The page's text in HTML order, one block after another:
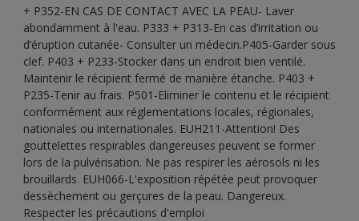
+ P352-EN CAS DE CONTACT AVEC LA PEAU- Laver
abondamment à l'eau. P333 + P313-En cas d’irritation ou
d’éruption cutanée- Consulter un médecin.P405-Garder sous
clef. P403 + P233-Stocker dans un endroit bien ventilé.
Maintenir le récipient fermé de manière étanche. P403 +
P235-Tenir au frais. P501-Eliminer le contenu et le récipient
conformément aux réglementations locales, régionales,
nationales ou internationales. EUH211-Attention! Des
gouttelettes respirables dangereuses peuvent se former
lors de la pulvérisation. Ne pas respirer les aérosols ni les
brouillards. EUH066-L'exposition répétée peut provoquer
dessèchement ou gerçures de la peau. Dangereux.
Respecter les précautions d'emploi